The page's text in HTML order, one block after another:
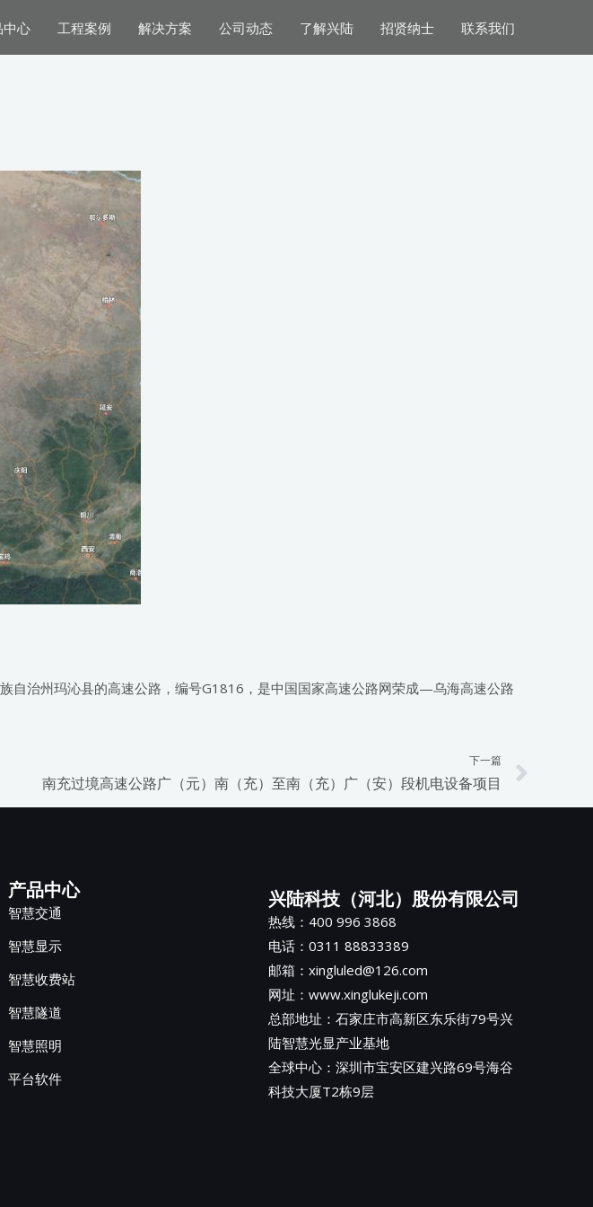
中心 工程案例 解决方案 公司动态 了解兴陆 招贤纳士 联系我们
自治州玛沁县的高速公路，编号G1816，是中国国家高速公路网荣成—乌海高速公路
下一篇
南充过境高速公路广（元）南（充）至南（充）广（安）段机电设备项目
产品中心
智慧交通
智慧显示
智慧收费站
智慧隧道
智慧照明
平台软件
兴陆科技（河北）股份有限公司
热线：400 996 3868
电话：0311 88833389
邮箱：xingluled@126.com
网址：www.xinglukeji.com
总部地址： 石家庄市高新区东乐街79号兴
陆智慧光显产业基地
全球中心：深圳市宝安区建兴路69号海谷
科技大厦T2栋9层